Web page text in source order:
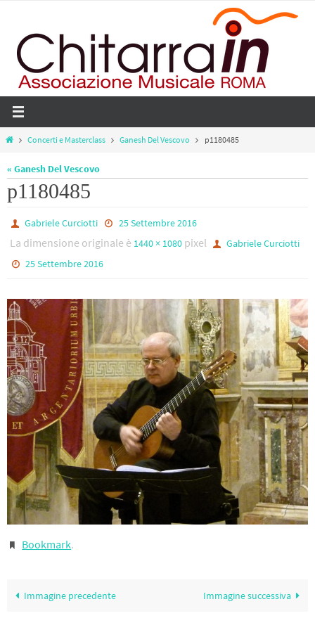
contenuto
HomeConcerti e Masterclass Ganesh Del Vescovo p1180485
« Ganesh Del Vescovo
p1180485
Gabriele Curciotti 25 Settembre 2016
La dimensione originale è 1440 × 1080 pixel
Gabriele Curciotti
25 Settembre 2016
Bookmark.
Immagine precedente Immagine successiva